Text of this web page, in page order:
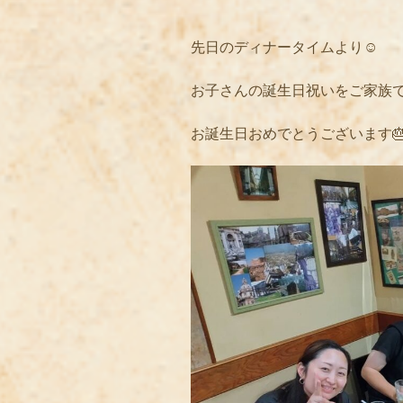
先日のディナータイムより☺️
お子さんの誕生日祝いをご家族
お誕生日おめでとうございます